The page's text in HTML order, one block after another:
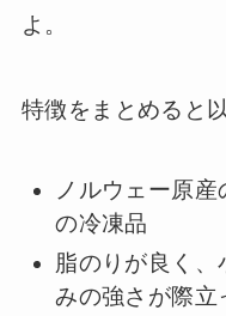
よ。
特徴をまとめると
ノルウェー原
の冷凍品
脂のりが良く、
みの強さが際立